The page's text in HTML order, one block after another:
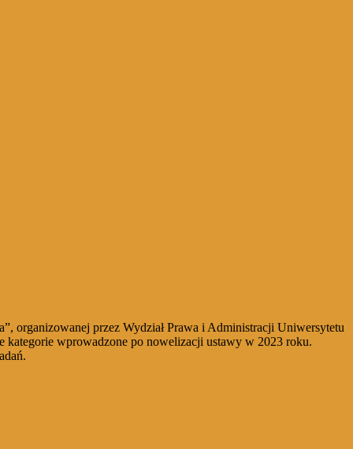
organizowanej przez Wydział Prawa i Administracji Uniwersytetu
kategorie wprowadzone po nowelizacji ustawy w 2023 roku.